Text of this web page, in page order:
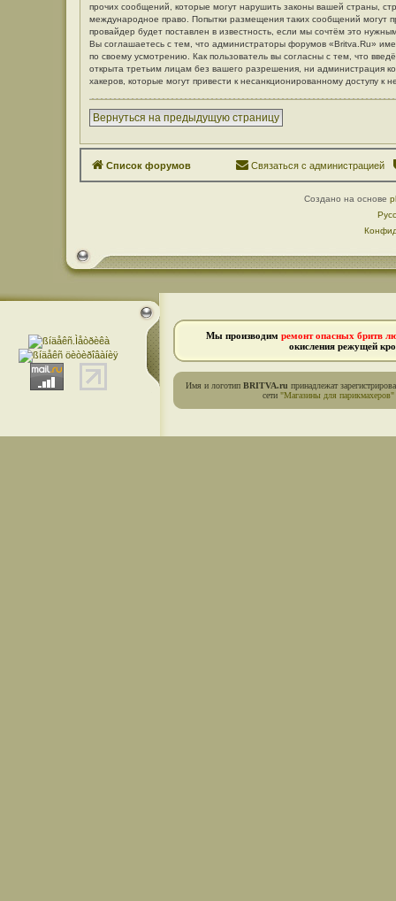
прочих сообщений, которые могут нарушить законы вашей страны,
международное право. Попытки размещения таких сообщений
провайдер будет поставлен в известность, если мы сочтём это
Вы соглашаетесь с тем, что администраторы форумов «Britva.Ru»
по своему усмотрению. Как пользователь вы согласны с тем, что
открыта третьим лицам без вашего разрешения, ни администрация
хакеров, которые могут привести к несанкционированному доступу к
Вернуться на предыдущую страницу
Список форумов Связаться с администрацией
Создано на основе
Мы производим ремонт опасных бритв
окисления режущей
Имя и логотип BRITVA.ru принадлежат
сети "Магазины для парикмахеров"